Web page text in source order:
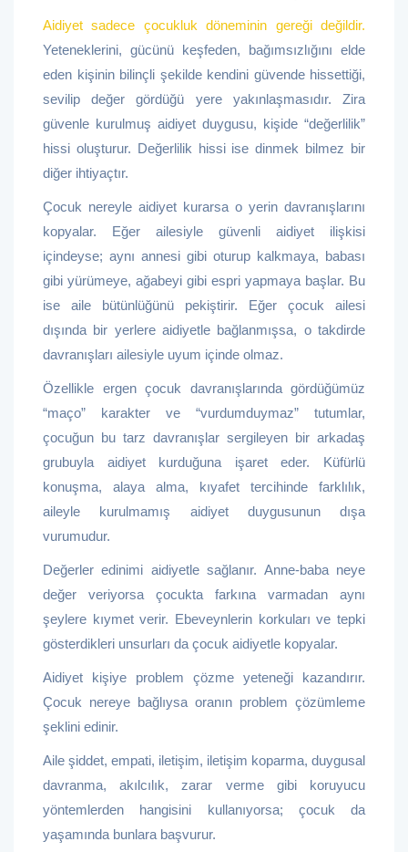
Aidiyet sadece çocukluk döneminin gereği değildir.
Yeteneklerini, gücünü keşfeden, bağımsızlığını elde
eden kişinin bilinçli şekilde kendini güvende hissettiği,
sevilip değer gördüğü yere yakınlaşmasıdır. Zira
güvenle kurulmuş aidiyet duygusu, kişide “değerlilik”
hissi oluşturur. Değerlilik hissi ise dinmek bilmez bir
diğer ihtiyaçtır.
Çocuk nereyle aidiyet kurarsa o yerin davranışlarını
kopyalar. Eğer ailesiyle güvenli aidiyet ilişkisi
içindeyse; aynı annesi gibi oturup kalkmaya, babası
gibi yürümeye, ağabeyi gibi espri yapmaya başlar. Bu
ise aile bütünlüğünü pekiştirir. Eğer çocuk ailesi
dışında bir yerlere aidiyetle bağlanmışsa, o takdirde
davranışları ailesiyle uyum içinde olmaz.
Özellikle ergen çocuk davranışlarında gördüğümüz
“maço” karakter ve “vurdumduymaz” tutumlar,
çocuğun bu tarz davranışlar sergileyen bir arkadaş
grubuyla aidiyet kurduğuna işaret eder. Küfürlü
konuşma, alaya alma, kıyafet tercihinde farklılık,
aileyle kurulmamış aidiyet duygusunun dışa
vurumudur.
Değerler edinimi aidiyetle sağlanır. Anne-baba neye
değer veriyorsa çocukta farkına varmadan aynı
şeylere kıymet verir. Ebeveynlerin korkuları ve tepki
gösterdikleri unsurları da çocuk aidiyetle kopyalar.
Aidiyet kişiye problem çözme yeteneği kazandırır.
Çocuk nereye bağlıysa oranın problem çözümleme
şeklini edinir.
Aile şiddet, empati, iletişim, iletişim koparma, duygusal
davranma, akılcılık, zarar verme gibi koruyucu
yöntemlerden hangisini kullanıyorsa; çocuk da
yaşamında bunlara başvurur.